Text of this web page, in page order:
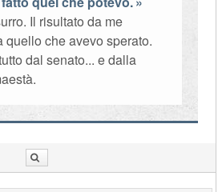
Il risultato da me
quello che avevo sperato.
dal senato... e dalla